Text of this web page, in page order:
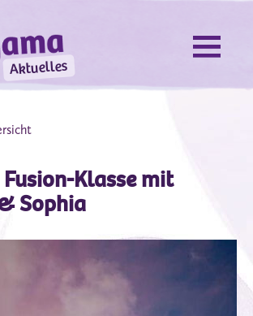
Aktuelles
Klasse mit
Sophia